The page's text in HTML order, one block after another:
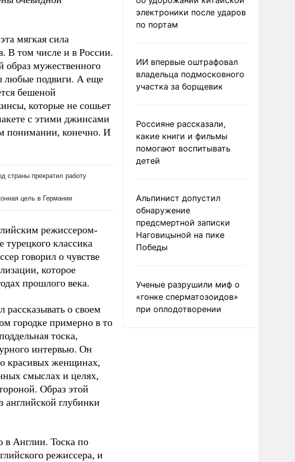
мягкая сила
В том числе и в России.
образ мужественного
любые подвиги. А еще
бешеной
которые не сошьет
с этими джинсами
понимании, конечно. И
режиссером-
классика
говорил о чувстве
которое
прошлого века.
рассказывать о своем
городке примерно в то
тоска,
интервью. Он
красивых женщинах,
смыслах и целях,
Образ этой
глубинки
в Англии. Тоска по
режиссера, и
электроники после ударов
по портам
ИИ впервые оштрафовал
владельца подмосковного
участка за борщевик
Россияне рассказали,
какие книги и фильмы
помогают воспитывать
детей
Альпинист допустил
обнаружение
предсмертной записки
Наговицыной на пике
Победы
Ученые разрушили миф о
«гонке сперматозоидов»
при оплодотворении